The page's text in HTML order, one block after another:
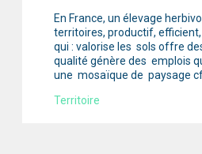
En France, un élevage
territoires, productif,
qui : valorise les sols offre
qualité génère des emplois
une mosaïque de paysage
Territoire